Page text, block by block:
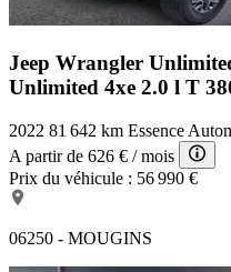
Jeep Wrangler
Unlimited 4xe 2.0 l T
2022 81 642 km Essence
A partir de 626 € / mois
Prix du véhicule : 56 990 €
06250 - MOUGINS